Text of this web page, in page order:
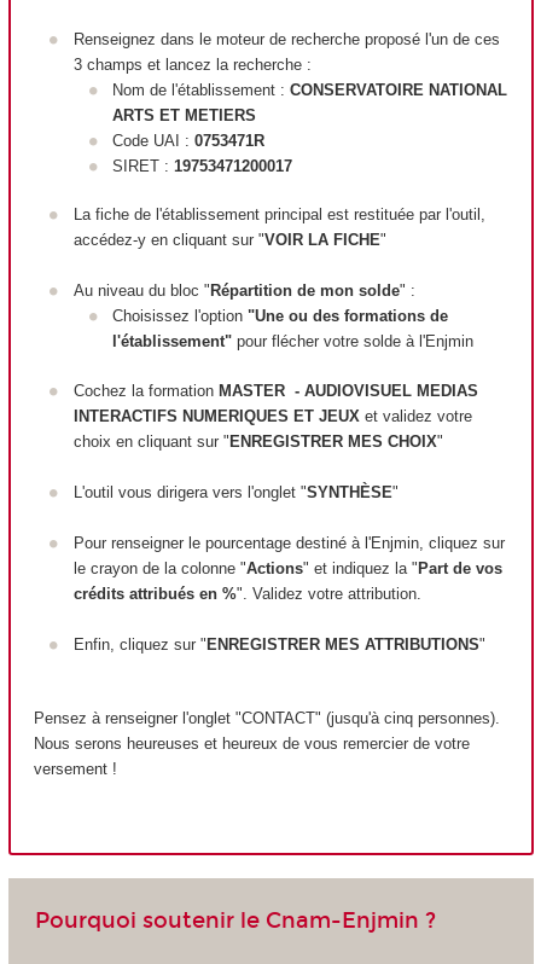
Renseignez dans le moteur de recherche proposé l'un de ces
3 champs et lancez la recherche :
Nom de l'établissement : CONSERVATOIRE NATIONAL
ARTS ET METIERS
Code UAI : 0753471R
SIRET : 19753471200017
La fiche de l'établissement principal est restituée par l'outil,
accédez-y en cliquant sur "VOIR LA FICHE"
Au niveau du bloc " Répartition de mon solde" :
Choisissez l'option "Une ou des formations de
l'établissement" pour flécher votre solde à l'Enjmin
Cochez la formationMASTER - AUDIOVISUEL MEDIAS
INTERACTIFS NUMERIQUES ET JEUX et validez votre
choix en cliquant sur "ENREGISTRER MES CHOIX"
L'outil vous dirigera vers l'onglet "SYNTHÈSE"
Pour renseigner le pourcentage destiné à l'Enjmin, cliquez sur
le crayon de la colonne "Actions" et indiquez la "Part de vos
crédits attribués en %". Validez votre attribution.
Enfin, cliquez sur "ENREGISTRER MES ATTRIBUTIONS"
Pensez à renseigner l'onglet "CONTACT" (jusqu'à cinq personnes).
Nous serons heureuses et heureux de vous remercier de votre
versement !
Pourquoi soutenir le Cnam-Enjmin ?